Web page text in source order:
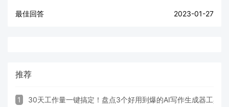
最佳回答 2023-01-27
推荐
1 30天工作量一键搞定！盘点3个好用到爆的AI写作生成器工具